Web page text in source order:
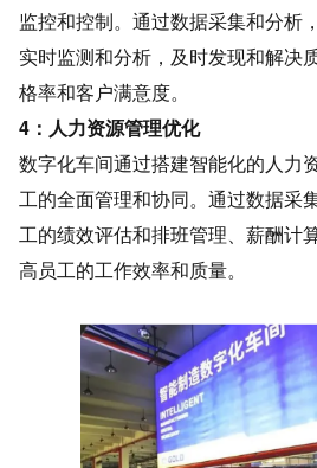
监控和控制。通过数据采集和分析
实时监测和分析，及时发现和解决
格率和客户满意度。
4：人力资源管理优化
数字化车间通过搭建智能化的人力
工的全面管理和协同。通过数据采
工的绩效评估和排班管理、薪酬计
高员工的工作效率和质量。